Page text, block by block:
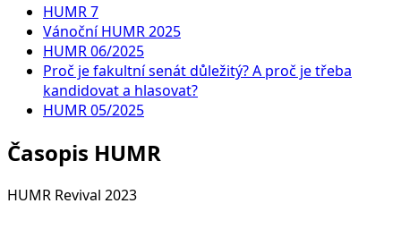
HUMR 7
Vánoční HUMR 2025
HUMR 06/2025
Proč je fakultní senát důležitý? A proč je třeba
kandidovat a hlasovat?
HUMR 05/2025
Časopis HUMR
HUMR Revival 2023